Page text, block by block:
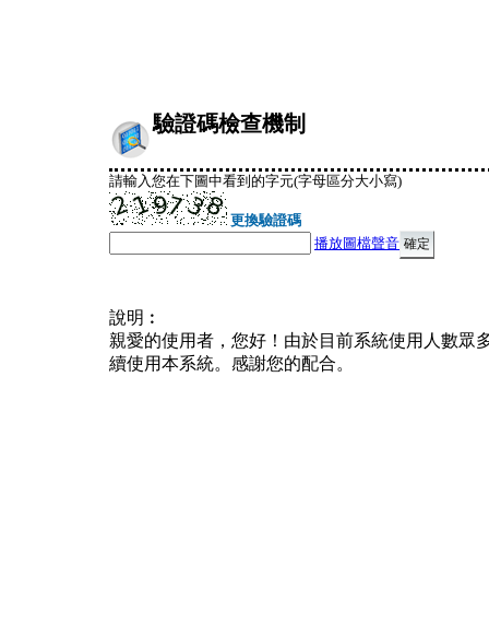
驗證碼檢查機制
請輸入您在下圖中看到的字元(字母區分大小寫)
更換驗證碼
播放圖檔聲音
說明︰
親愛的使用者，您好！由於目前系統使用人數眾
續使用本系統。感謝您的配合。